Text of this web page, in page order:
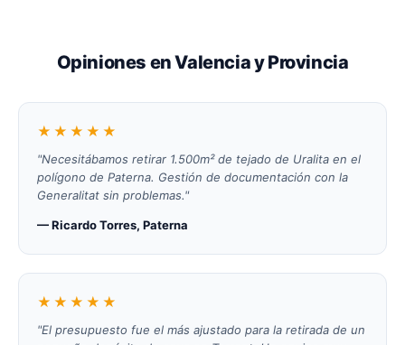
Opiniones en Valencia y Provincia
★★★★★
"Necesitábamos retirar 1.500m² de tejado de Uralita en el
polígono de Paterna. Gestión de documentación con la
Generalitat sin problemas."
— Ricardo Torres, Paterna
★★★★★
"El presupuesto fue el más ajustado para la retirada de un